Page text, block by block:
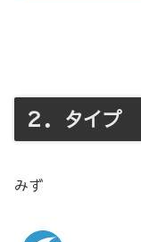
２．タイプ
みず